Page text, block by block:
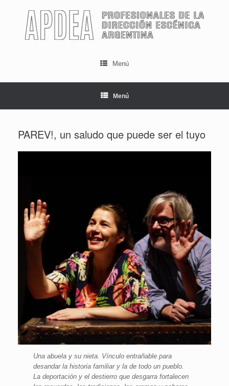
contenido
Menú
Menú
PAREV!, un saludo que puede ser el tuyo
Una abuela y su nieta. Vínculo entrañable para
desandar la historia familiar y la de todo un pueblo.
La deportación y el destierro que desgarra fortalecen